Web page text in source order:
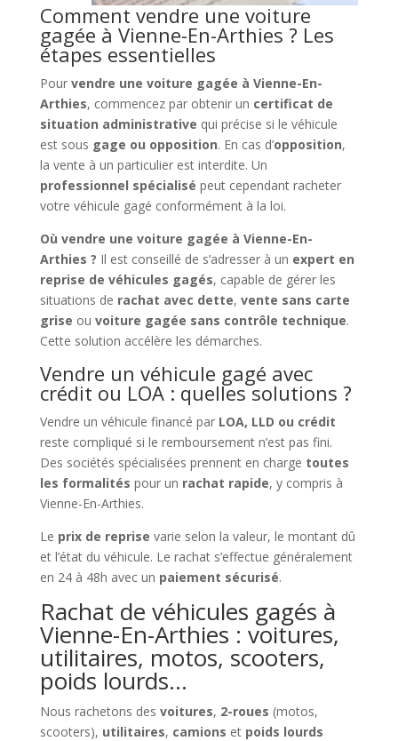
Comment vendre une voiture
gagée à Vienne-En-Arthies ? Les
étapes essentielles
Pour vendre une voiture gagée à Vienne-En-
Arthies, commencez par obtenir un certificat de
situation administrative qui précise si le véhicule
est sous gage ou opposition. En cas d’opposition,
la vente à un particulier est interdite. Un
professionnel spécialisé peut cependant racheter
votre véhicule gagé conformément à la loi.
Où vendre une voiture gagée à Vienne-En-
Arthies ? Il est conseillé de s’adresser à un expert en
reprise de véhicules gagés, capable de gérer les
situations de rachat avec dette, vente sans carte
grise ou voiture gagée sans contrôle technique.
Cette solution accélère les démarches.
Vendre un véhicule gagé avec
crédit ou LOA : quelles solutions ?
Vendre un véhicule financé par LOA, LLD ou crédit
reste compliqué si le remboursement n’est pas fini.
Des sociétés spécialisées prennent en charge toutes
les formalités pour un rachat rapide, y compris à
Vienne-En-Arthies.
Le prix de reprise varie selon la valeur, le montant dû
et l’état du véhicule. Le rachat s’effectue généralement
en 24 à 48h avec un paiement sécurisé.
Rachat de véhicules gagés à
Vienne-En-Arthies : voitures,
utilitaires, motos, scooters,
poids lourds…
Nous rachetons des voitures, 2-roues (motos,
scooters), utilitaires, camions et poids lourds